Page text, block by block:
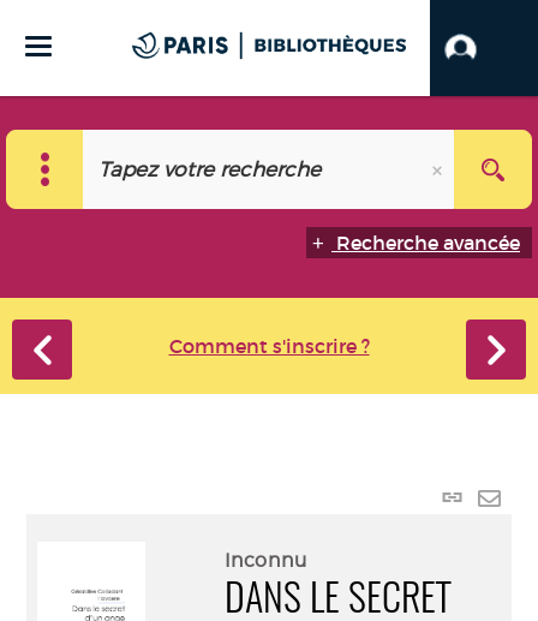
Recherche avancée
Comment s'inscrire ?
Lien
Inconnu
DANS LE SECRET